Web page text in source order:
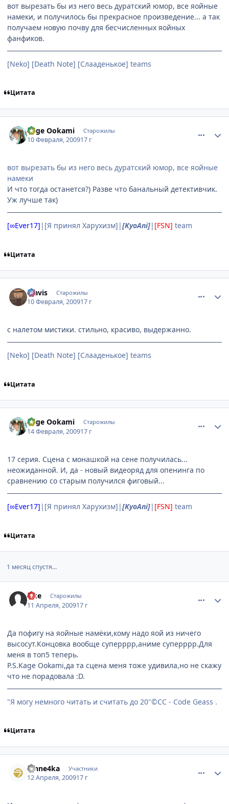
вот вырезать бы из него весь дуратский юмор, все яойные
намеки, и получилось бы прекрасное произведение... а так
получаем новую почву для бесчисленных яойных
фанфиков.
[Neko] [Death Note] [Слааденькое] teams
Цитата
Kage Ookami Старожилы
10 Февраля, 200917 г
вот вырезать бы из него весь дуратский юмор, все яойные
намеки
И что тогда останется?) Разве что банальный детективчик.
Уж лучше так)
[∞Ever17] |[Я принял Харухизм]|[KyoAni]| [FSN] team
Цитата
klavis Старожилы
10 Февраля, 200917 г
с налетом мистики. стильно, красиво, выдержанно.
[Neko] [Death Note] [Слааденькое] teams
Цитата
Kage Ookami Старожилы
14 Февраля, 200917 г
17 серия. Сцена с монашкой на сене получилась...
неожиданной. И, да - новый видеоряд для опенинга по
сравнению со старым получился фиговый...
[∞Ever17] |[Я принял Харухизм]|[KyoAni]| [FSN] team
Цитата
1 месяц спустя...
Oke Старожилы
11 Апреля, 200917 г
Да пофигу на яойные намёки,кому надо яой из ничего
высосут.Концовка вообще суперррр,аниме суперррр.Для
меня в топ5 теперь.
P.S.Kage Ookami,да та сцена меня тоже удивила,но не скажу
что не порадовала :D.
"Я могу немного читать и считать до 20"©CC - Code Geass .
Цитата
Vinne4ka Участники
12 Апреля, 200917 г